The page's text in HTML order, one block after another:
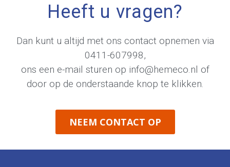
Heeft u vragen?
Dan kunt u altijd met ons contact opnemen via
0411-607998,
ons een e-mail sturen op info@hemeco.nl of
door op de onderstaande knop te klikken.
NEEM CONTACT OP